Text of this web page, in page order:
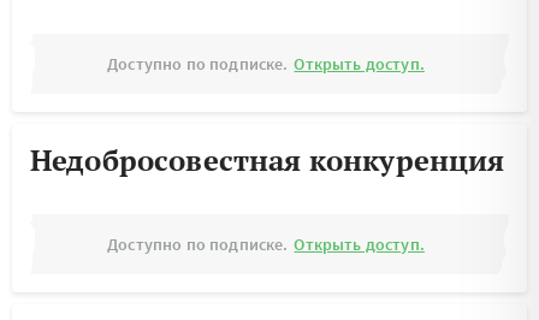
Доступно по подписке. Открыть доступ.
Недобросовестная конкуренция
Доступно по подписке. Открыть доступ.